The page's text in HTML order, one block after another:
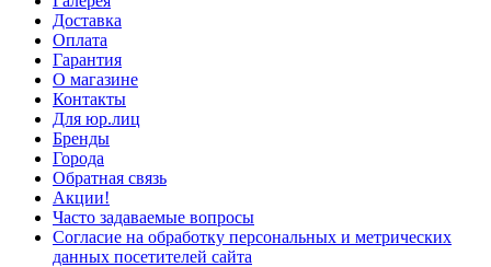
Доставка
Оплата
Гарантия
О магазине
Контакты
Для юр.лиц
Бренды
Города
Обратная связь
Акции!
Часто задаваемые вопросы
Согласие на обработку персональных и метрических
данных посетителей сайта